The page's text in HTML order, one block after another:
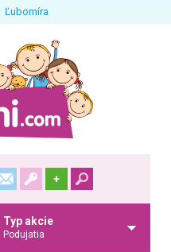
Ľubomíra
+
Typ akcie
Podujatia